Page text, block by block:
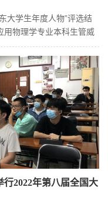
大学生年度人物”评选结
用物理学专业本科生管威
2022年第八届全国大